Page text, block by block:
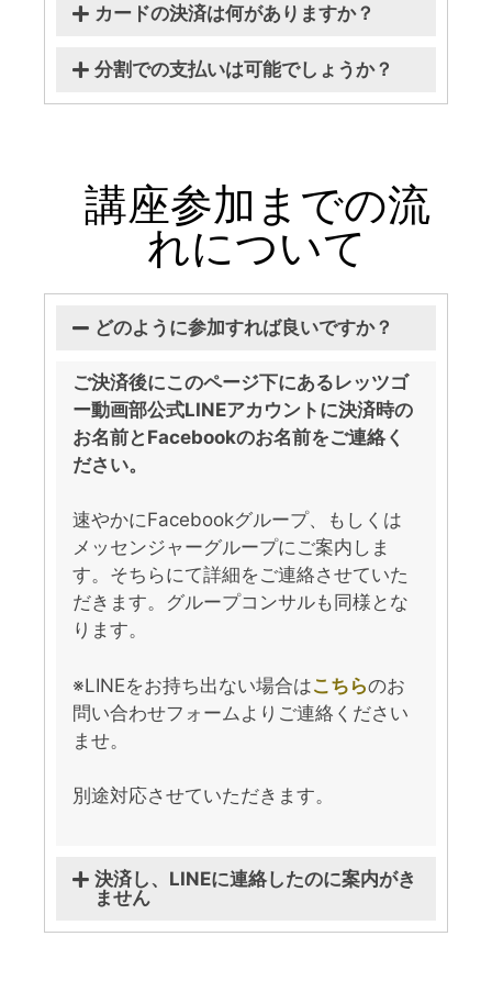
カードの決済は何がありますか？
分割での支払いは可能でしょうか？
講座参加までの流
れについて
どのように参加すれば良いですか？
ご決済後にこのページ下にあるレッツゴ
ー動画部公式LINEアカウントに決済時の
お名前とFacebookのお名前をご連絡く
ださい。
速やかにFacebookグループ、もしくは
メッセンジャーグループにご案内しま
す。そちらにて詳細をご連絡させていた
だきます。グループコンサルも同様とな
ります。
※LINEをお持ち出ない場合はこちらのお
問い合わせフォームよりご連絡ください
ませ。
別途対応させていただきます。
決済し、LINEに連絡したのに案内がき
ません